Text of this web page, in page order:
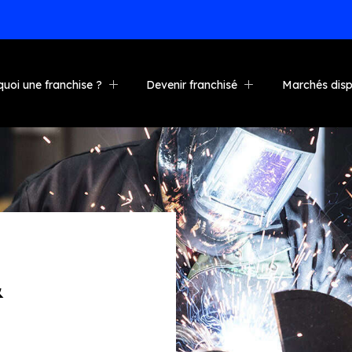
une franchise ?
et soutien
de nos franchisés
Devenir franchisé
Investissement
Étapes vers la propriété
Transformez votre entreprise
Vente croisée avec
Goliathtech
Marchés